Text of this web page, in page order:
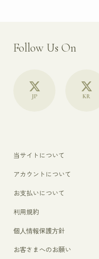
Follow Us On
JP KR
当サイトについて
アカウントについて
お支払いについて
利用規約
個人情報保護方針
お客さまへのお願い